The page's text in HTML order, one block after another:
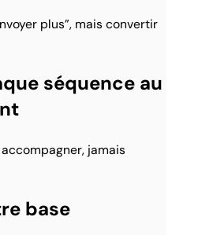
plus”, mais convertir
séquence au
jamais
base